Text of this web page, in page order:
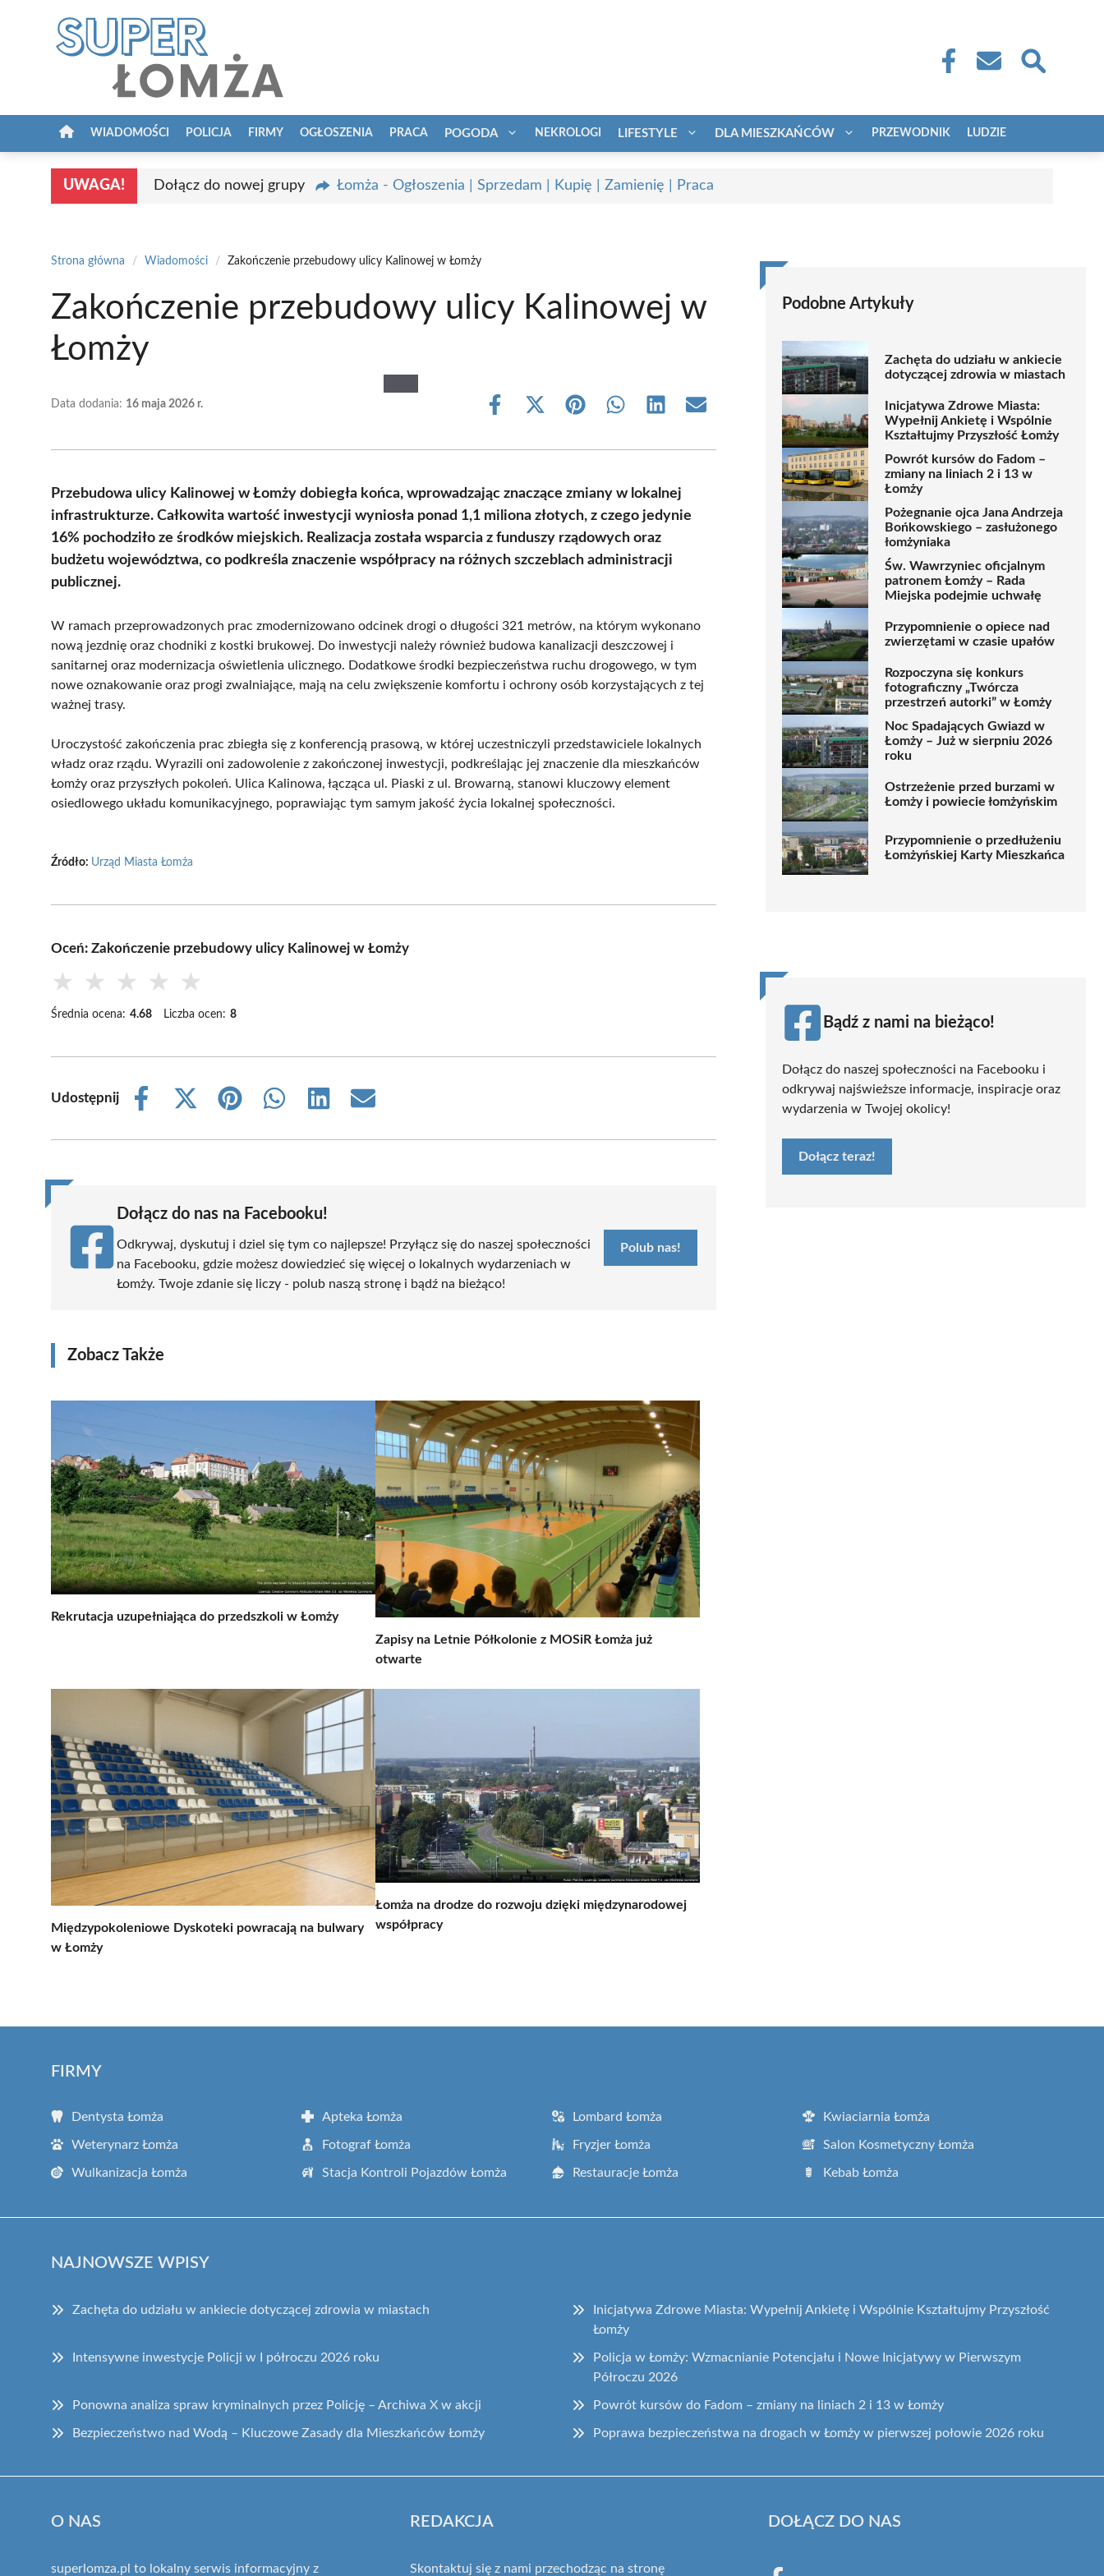
WIADOMOŚCI POLICJA FIRMY OGŁOSZENIA PRACA POGODA NEKROLOGI LIFESTYLE DLA MIESZKAŃCÓW PRZEWODNIK LUDZIE
UWAGA! Dołącz do nowej grupy Łomża - Ogłoszenia | Sprzedam | Kupię | Zamienię | Praca
Strona główna / Wiadomości / Zakończenie przebudowy ulicy Kalinowej w Łomży
Zakończenie przebudowy ulicy Kalinowej w
Łomży
Data dodania: 16 maja 2026 r.
Share
Share
(Twitter)
Share Share Share Share
Przebudowa ulicy Kalinowej w Łomży dobiegła końca, wprowadzając znaczące zmiany w lokalnej
infrastrukturze. Całkowita wartość inwestycji wyniosła ponad 1,1 miliona złotych, z czego jedynie
16% pochodziło ze środków miejskich. Realizacja została wsparcia z funduszy rządowych oraz
budżetu województwa, co podkreśla znaczenie współpracy na różnych szczeblach administracji
publicznej.
W ramach przeprowadzonych prac zmodernizowano odcinek drogi o długości 321 metrów, na którym wykonano
nową jezdnię oraz chodniki z kostki brukowej. Do inwestycji należy również budowa kanalizacji deszczowej i
sanitarnej oraz modernizacja oświetlenia ulicznego. Dodatkowe środki bezpieczeństwa ruchu drogowego, w tym
nowe oznakowanie oraz progi zwalniające, mają na celu zwiększenie komfortu i ochrony osób korzystających z tej
ważnej trasy.
Uroczystość zakończenia prac zbiegła się z konferencją prasową, w której uczestniczyli przedstawiciele lokalnych
władz oraz rządu. Wyrazili oni zadowolenie z zakończonej inwestycji, podkreślając jej znaczenie dla mieszkańców
Łomży oraz przyszłych pokoleń. Ulica Kalinowa, łącząca ul. Piaski z ul. Browarną, stanowi kluczowy element
osiedlowego układu komunikacyjnego, poprawiając tym samym jakość życia lokalnej społeczności.
Źródło: Urząd Miasta Łomża
Oceń: Zakończenie przebudowy ulicy Kalinowej w Łomży
★ ★ ★ ★ ★
Średnia ocena: 4.68 Liczba ocen: 8
Udostępnij
Share
Share
(Twitter)
Share
Share
Share
Share
Dołącz do nas na Facebooku!
Odkrywaj, dyskutuj i dziel się tym co najlepsze! Przyłącz się do naszej społeczności
na Facebooku, gdzie możesz dowiedzieć się więcej o lokalnych wydarzeniach w
Łomży. Twoje zdanie się liczy - polub naszą stronę i bądź na bieżąco!
Polub nas!
Zobacz Także
Rekrutacja uzupełniająca do przedszkoli w Łomży
Zapisy na Letnie Półkolonie z MOSiR Łomża już
otwarte
Międzypokoleniowe Dyskoteki powracają na bulwary
w Łomży
Łomża na drodze do rozwoju dzięki międzynarodowej
współpracy
Podobne Artykuły
Zachęta do udziału w ankiecie
dotyczącej zdrowia w miastach
Inicjatywa Zdrowe Miasta:
Wypełnij Ankietę i Wspólnie
Kształtujmy Przyszłość Łomży
Powrót kursów do Fadom –
zmiany na liniach 2 i 13 w
Łomży
Pożegnanie ojca Jana Andrzeja
Bońkowskiego – zasłużonego
łomżyniaka
Św. Wawrzyniec oficjalnym
patronem Łomży – Rada
Miejska podejmie uchwałę
Przypomnienie o opiece nad
zwierzętami w czasie upałów
Rozpoczyna się konkurs
fotograficzny „Twórcza
przestrzeń autorki” w Łomży
Noc Spadających Gwiazd w
Łomży – Już w sierpniu 2026
roku
Ostrzeżenie przed burzami w
Łomży i powiecie łomżyńskim
Przypomnienie o przedłużeniu
Łomżyńskiej Karty Mieszkańca
Bądź z nami na bieżąco!
Dołącz do naszej społeczności na Facebooku i
odkrywaj najświeższe informacje, inspiracje oraz
wydarzenia w Twojej okolicy!
Dołącz teraz!
FIRMY
Dentysta Łomża Apteka Łomża Lombard Łomża Kwiaciarnia Łomża
Weterynarz Łomża Fotograf Łomża Fryzjer Łomża Salon Kosmetyczny Łomża
Wulkanizacja Łomża Stacja Kontroli Pojazdów Łomża Restauracje Łomża Kebab Łomża
NAJNOWSZE WPISY
Zachęta do udziału w ankiecie dotyczącej zdrowia w miastach
Inicjatywa Zdrowe Miasta: Wypełnij Ankietę i Wspólnie Kształtujmy Przyszłość
Łomży
Intensywne inwestycje Policji w I półroczu 2026 roku
Policja w Łomży: Wzmacnianie Potencjału i Nowe Inicjatywy w Pierwszym
Półroczu 2026
Ponowna analiza spraw kryminalnych przez Policję – Archiwa X w akcji Powrót kursów do Fadom – zmiany na liniach 2 i 13 w Łomży
Bezpieczeństwo nad Wodą – Kluczowe Zasady dla Mieszkańców Łomży Poprawa bezpieczeństwa na drogach w Łomży w pierwszej połowie 2026 roku
O NAS
superlomza.pl to lokalny serwis informacyjny z
REDAKCJA
Skontaktuj się z nami przechodząc na stronę
DOŁĄCZ DO NAS